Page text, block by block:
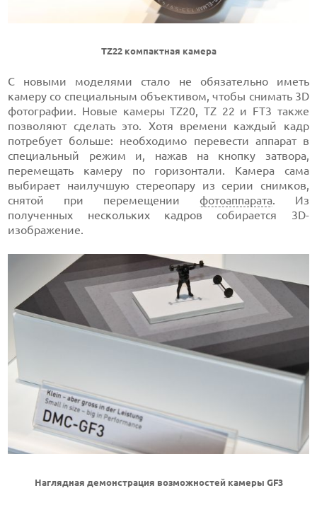
TZ22 компактная камера
С новыми моделями стало не обязательно иметь
камеру со специальным объективом, чтобы снимать 3D
фотографии. Новые камеры TZ20, TZ 22 и FT3 также
позволяют сделать это. Хотя времени каждый кадр
потребует больше: необходимо перевести аппарат в
специальный режим и, нажав на кнопку затвора,
перемещать камеру по горизонтали. Камера сама
выбирает наилучшую стереопару из серии снимков,
снятой при перемещении фотоаппарата. Из
полученных нескольких кадров собирается 3D-
изображение.
Наглядная демонстрация возможностей камеры GF3